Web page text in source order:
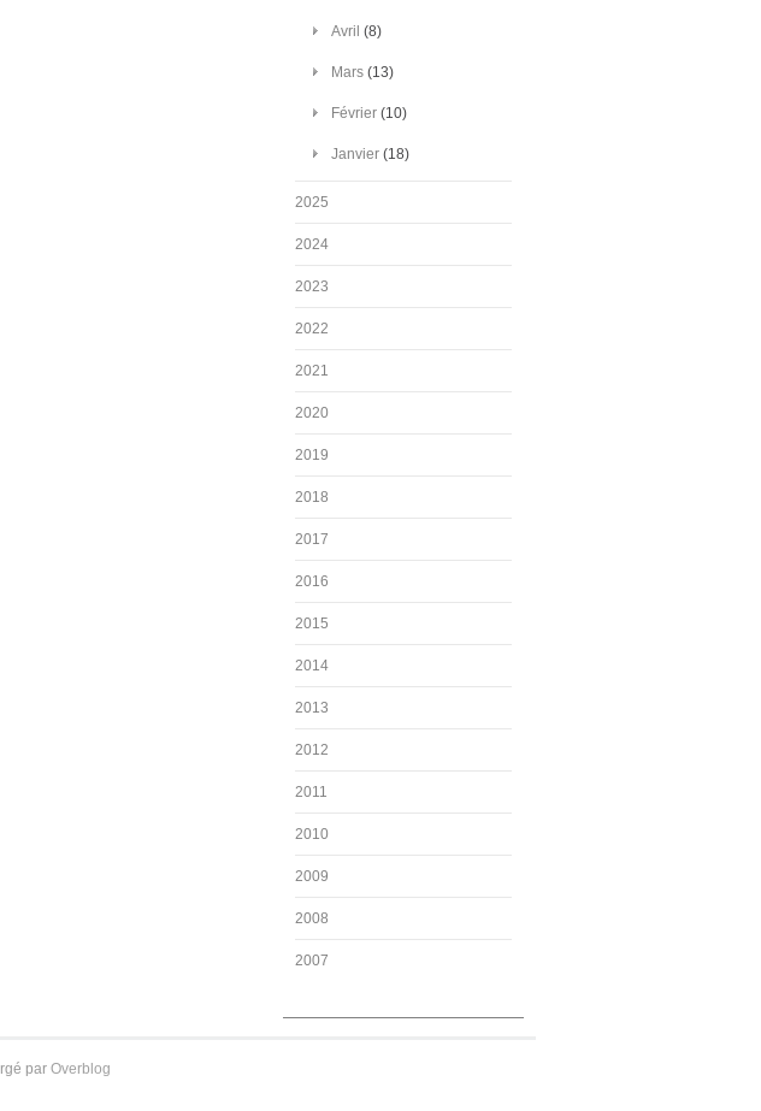
Avril (8)
Mars (13)
Février (10)
Janvier (18)
2025
2024
2023
2022
2021
2020
2019
2018
2017
2016
2015
2014
2013
2012
2011
2010
2009
2008
2007
par Overblog